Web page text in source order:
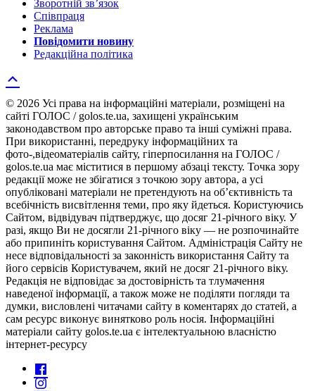
Зворотній зв’язок
Співпраця
Реклама
Повідомити новину
Редакційна політика
© 2026 Усі права на інформаційні матеріали, розміщені на
сайті ГОЛОС / golos.te.ua, захищені українським
законодавством про авторське право та інші суміжні права.
При використанні, передруку інформаційних та
фото-,відеоматеріалів сайту, гіперпосилання на ГОЛОС /
golos.te.ua має міститися в першому абзаці тексту. Точка зору
редакції може не збігатися з точкою зору автора, а усі
опубліковані матеріали не претендують на об’єктивність та
всебічність висвітлення теми, про яку йдеться. Користуючись
Сайтом, відвідувач підтверджує, що досяг 21-річного віку. У
разі, якщо Ви не досягли 21-річного віку — не розпочинайте
або припиніть користування Сайтом. Адміністрація Сайту не
несе відповідальності за законність використання Сайту та
його сервісів Користувачем, який не досяг 21-річного віку.
Редакція не відповідає за достовірність та тлумачення
наведеної інформації, а також може не поділяти погляди та
думки, висловлені читачами сайту в коментарях до статей, а
сам ресурс виконує винятково роль носія. Інформаційні
матеріали сайту golos.te.ua є інтелектуальною власністю
інтернет-ресурсу